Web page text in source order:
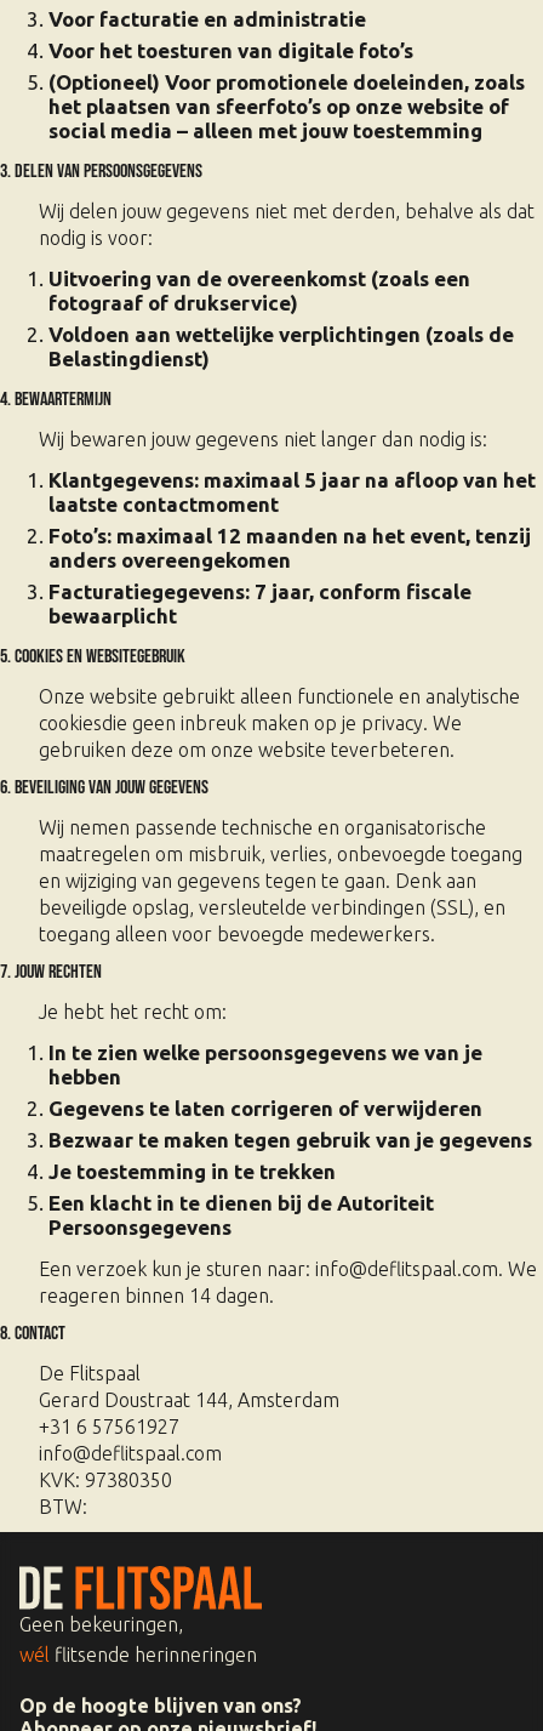
Voor facturatie en administratie
Voor het toesturen van digitale foto’s
(Optioneel) Voor promotionele doeleinden, zoals
het plaatsen van sfeerfoto’s op onze website of
social media – alleen met jouw toestemming
3. Delen van persoonsgegevens
Wij delen jouw gegevens niet met derden, behalve als dat
nodig is voor:
Uitvoering van de overeenkomst (zoals een
fotograaf of drukservice)
Voldoen aan wettelijke verplichtingen (zoals de
Belastingdienst)
4. Bewaartermijn
Wij bewaren jouw gegevens niet langer dan nodig is:
Klantgegevens: maximaal 5 jaar na afloop van het
laatste contactmoment
Foto’s: maximaal 12 maanden na het event, tenzij
anders overeengekomen
Facturatiegegevens: 7 jaar, conform fiscale
bewaarplicht
5. Cookies en websitegebruik
Onze website gebruikt alleen functionele en analytische
cookiesdie geen inbreuk maken op je privacy. We
gebruiken deze om onze website teverbeteren.
6. Beveiliging van jouw gegevens
Wij nemen passende technische en organisatorische
maatregelen om misbruik, verlies, onbevoegde toegang
en wijziging van gegevens tegen te gaan. Denk aan
beveiligde opslag, versleutelde verbindingen (SSL), en
toegang alleen voor bevoegde medewerkers.
7. Jouw rechten
Je hebt het recht om:
In te zien welke persoonsgegevens we van je
hebben
Gegevens te laten corrigeren of verwijderen
Bezwaar te maken tegen gebruik van je gegevens
Je toestemming in te trekken
Een klacht in te dienen bij de Autoriteit
Persoonsgegevens
Een verzoek kun je sturen naar: info@deflitspaal.com. We
reageren binnen 14 dagen.
8. Contact
De Flitspaal
Gerard Doustraat 144, Amsterdam
+31 6 57561927
info@deflitspaal.com
KVK: 97380350
BTW:
Geen bekeuringen,
wél flitsende herinneringen
Op de hoogte blijven van ons?